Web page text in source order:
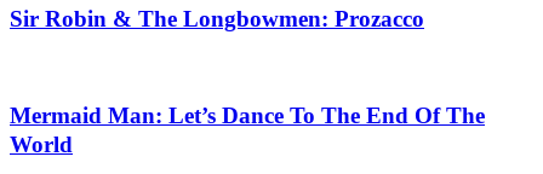
Sir Robin & The Longbowmen: Prozacco
Mermaid Man: Let’s Dance To The End Of The
World